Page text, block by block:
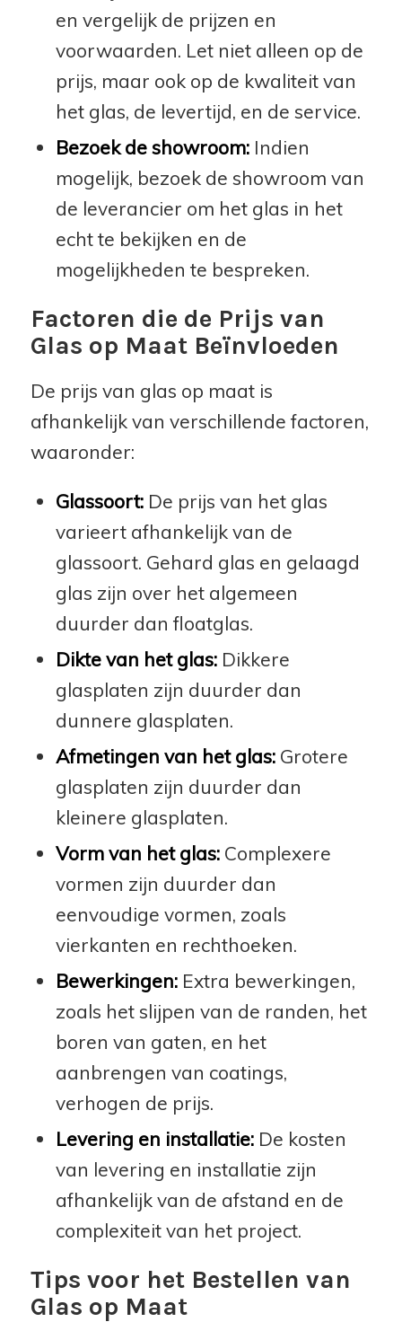
en vergelijk de prijzen en
voorwaarden. Let niet alleen op de
prijs, maar ook op de kwaliteit van
het glas, de levertijd, en de service.
Bezoek de showroom:Indien
mogelijk, bezoek de showroom van
de leverancier om het glas in het
echt te bekijken en de
mogelijkheden te bespreken.
Factoren die de Prijs van
Glas op Maat Beïnvloeden
De prijs van glas op maat is
afhankelijk van verschillende factoren,
waaronder:
Glassoort:De prijs van het glas
varieert afhankelijk van de
glassoort. Gehard glas en gelaagd
glas zijn over het algemeen
duurder dan floatglas.
Dikte van het glas:Dikkere
glasplaten zijn duurder dan
dunnere glasplaten.
Afmetingen van het glas:Grotere
glasplaten zijn duurder dan
kleinere glasplaten.
Vorm van het glas:Complexere
vormen zijn duurder dan
eenvoudige vormen, zoals
vierkanten en rechthoeken.
Bewerkingen:Extra bewerkingen,
zoals het slijpen van de randen, het
boren van gaten, en het
aanbrengen van coatings,
verhogen de prijs.
Levering en installatie:De kosten
van levering en installatie zijn
afhankelijk van de afstand en de
complexiteit van het project.
Tips voor het Bestellen van
Glas op Maat